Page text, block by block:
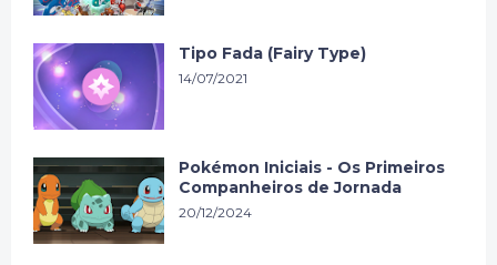
Tipo Fada (Fairy Type)
14/07/2021
Pokémon Iniciais - Os Primeiros
Companheiros de Jornada
20/12/2024